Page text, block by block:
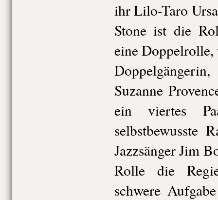
ihr Lilo-Taro
Stone ist die
eine Doppelrolle,
Suzanne
ein viertes
selbstbewusste
Jazzsänger Jim
Rolle die
schwere